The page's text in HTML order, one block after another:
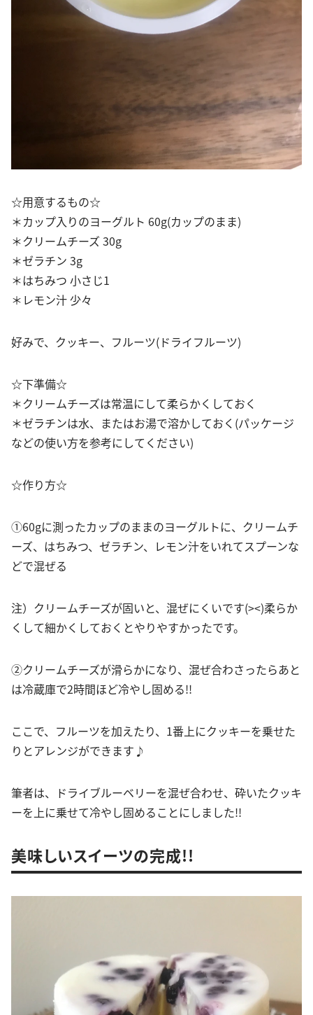
☆用意するもの☆
＊カップ入りのヨーグルト 60g(カップのまま)
＊クリームチーズ 30g
＊ゼラチン 3g
＊はちみつ 小さじ1
＊レモン汁 少々
好みで、クッキー、フルーツ(ドライフルーツ)
☆下準備☆
＊クリームチーズは常温にして柔らかくしておく
＊ゼラチンは水、またはお湯で溶かしておく(パッケージ
などの使い方を参考にしてください)
☆作り方☆
①60gに測ったカップのままのヨーグルトに、クリームチ
ーズ、はちみつ、ゼラチン、レモン汁をいれてスプーンな
どで混ぜる
注）クリームチーズが固いと、混ぜにくいです(><)柔らか
くして細かくしておくとやりやすかったです。
②クリームチーズが滑らかになり、混ぜ合わさったらあと
は冷蔵庫で2時間ほど冷やし固める!!
ここで、フルーツを加えたり、1番上にクッキーを乗せた
りとアレンジができます♪
筆者は、ドライブルーベリーを混ぜ合わせ、砕いたクッキ
ーを上に乗せて冷やし固めることにしました!!
美味しいスイーツの完成!!